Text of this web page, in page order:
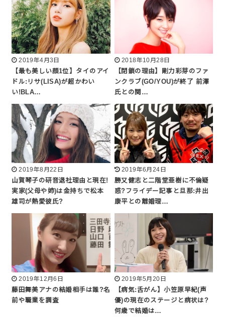
2019年4月3日
【最も美しい顔1位】タイのアイ
ドル:リサ(LISA)が超かわい
い!BLA…
2018年10月28日
【閉鎖の理由】剛力彩芽のファ
ンクラブ(GO/YOU)が終了 前澤
氏との関…
2019年8月22日
山賀琴子の研音退社理由と現在!
実家(父母や姉)は金持ちで松本
雄司が熱愛彼氏?
2019年6月24日
勝又健志と二階堂亜樹に不倫疑
惑?フライデー記事と旦那:井出
康平との離婚理…
2019年12月6日
藤田舞美アナの結婚相手は誰?名
前や職業を調査
2019年5月20日
【病気:舌がん】小笠原早紀(声
優)の現在のステージと病状は?
何歳で結婚は…